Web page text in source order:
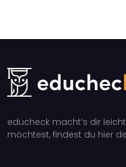
educheck macht’s dir
möchtest, findest du hier